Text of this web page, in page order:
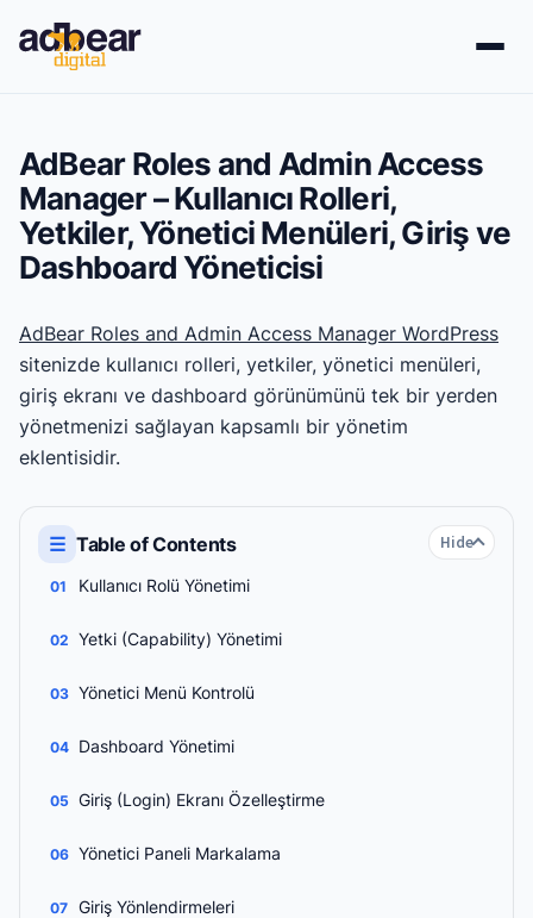
geç
AdBear Roles and Admin Access
Manager – Kullanıcı Rolleri,
Yetkiler, Yönetici Menüleri, Giriş ve
Dashboard Yöneticisi
AdBear Roles and Admin Access Manager WordPress
sitenizde kullanıcı rolleri, yetkiler, yönetici menüleri,
giriş ekranı ve dashboard görünümünü tek bir yerden
yönetmenizi sağlayan kapsamlı bir yönetim
eklentisidir.
☰ Table of Contents Hide
Kullanıcı Rolü Yönetimi
Yetki (Capability) Yönetimi
Yönetici Menü Kontrolü
Dashboard Yönetimi
Giriş (Login) Ekranı Özelleştirme
Yönetici Paneli Markalama
Giriş Yönlendirmeleri